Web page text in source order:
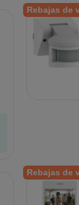
Rebajas de
Rebajas de